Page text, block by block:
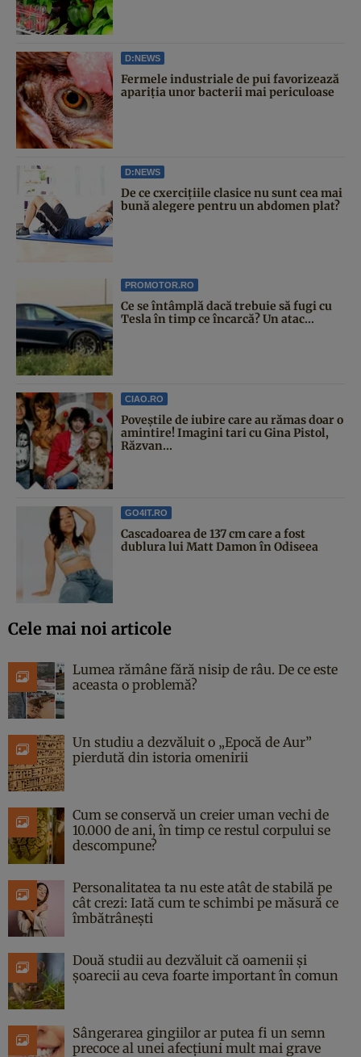
D:NEWS
Fermele industriale de pui favorizează
apariția unor bacterii mai periculoase
D:NEWS
De ce cxercițiile clasice nu sunt cea mai
bună alegere pentru un abdomen plat?
PROMOTOR.RO
Ce se întâmplă dacă trebuie să fugi cu
Tesla în timp ce încarcă? Un atac...
CIAO.RO
Poveştile de iubire care au rămas doar o
amintire! Imagini tari cu Gina Pistol,
Răzvan...
GO4IT.RO
Cascadoarea de 137 cm care a fost
dublura lui Matt Damon în Odiseea
Cele mai noi articole
Lumea rămâne fără nisip de râu. De ce este
aceasta o problemă?
Un studiu a dezvăluit o „Epocă de Aur”
pierdută din istoria omenirii
Cum se conservă un creier uman vechi de
10.000 de ani, în timp ce restul corpului se
descompune?
Personalitatea ta nu este atât de stabilă pe
cât crezi: Iată cum te schimbi pe măsură ce
îmbătrânești
Două studii au dezvăluit că oamenii și
șoarecii au ceva foarte important în comun
Sângerarea gingiilor ar putea fi un semn
precoce al unei afecțiuni mult mai grave